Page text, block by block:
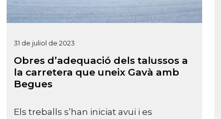
31 de juliol de 2023
Obres d’adequació dels talussos a
la carretera que uneix Gavà amb
Begues
Els treballs s’han iniciat avui i es